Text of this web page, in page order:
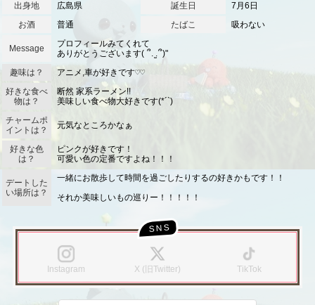
出身地
広島県 誕生日
7月6日
お酒
普通 たばこ 吸わない
Message
プロフィールみてくれて
ありがとうございます( ՞. ̫.՞)"‬
趣味は？
アニメ,車が好きです♡♡
好きな食べ
物は？
断然 家系ラーメン!!
美味しい食べ物大好きです(*´`)
チャームポ
イントは？
元気なところかなぁ
好きな色
は？
ピンクが好きです！
可愛い色の定番ですよね！！！
デートした
い場所は？
一緒にお散歩して時間を過ごしたりするの好きかもです！！
それか美味しいもの巡りー！！！！！
Instagram X (旧Twitter) TikTok
このお店をシェアする